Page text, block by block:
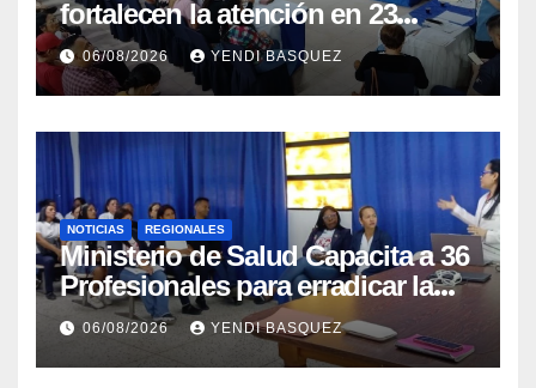
fortalecen la atención en 23
municipios
06/08/2026 YENDI BASQUEZ
NOTICIAS REGIONALES
Ministerio de Salud Capacita a 36
Profesionales para erradicar la
Tuberculosis en Yaracuy
06/08/2026 YENDI BASQUEZ